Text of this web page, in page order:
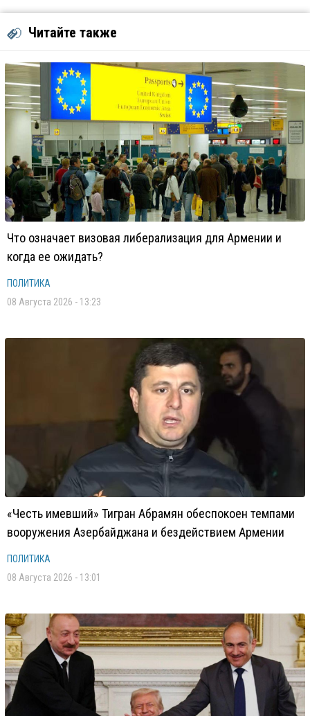
Читайте также
Что означает визовая либерализация для Армении и
когда ее ожидать?
ПОЛИТИКА
08 Августа 2026 - 13:23
«Честь имевший» Тигран Абрамян обеспокоен темпами
вооружения Азербайджана и бездействием Армении
ПОЛИТИКА
08 Августа 2026 - 13:01